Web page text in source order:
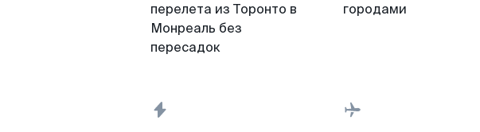
перелета из Торонто в
Монреаль без
пересадок
городами